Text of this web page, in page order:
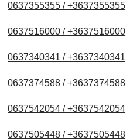
0637355355 / +3637355355
0637516000 / +3637516000
0637340341 / +3637340341
0637374588 / +3637374588
0637542054 / +3637542054
0637505448 / +3637505448